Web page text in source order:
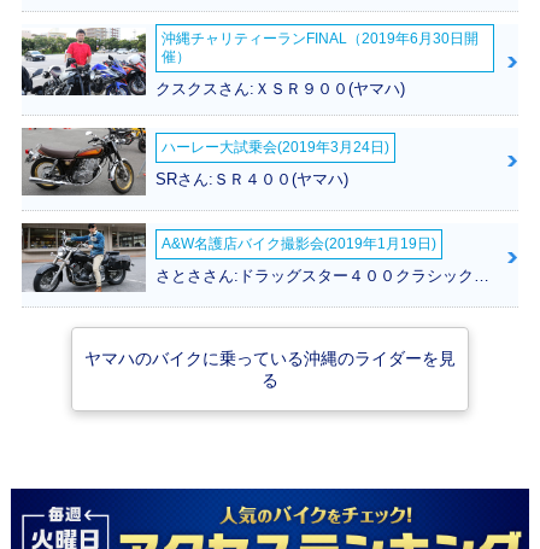
y・特別・限定仕様
ジ
SMAX
沖縄チャリティーランFINAL（2019年6月30日開
催）
クスクスさん:ＸＳＲ９００(ヤマハ)
ハーレー大試乗会(2019年3月24日)
SRさん:ＳＲ４００(ヤマハ)
A&W名護店バイク撮影会(2019年1月19日)
ヤマハのバイクに乗っている沖縄のライダーを見
る